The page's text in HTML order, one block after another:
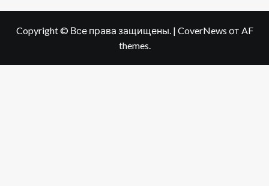
Copyright © Все права защищены. | CoverNews от AF
themes.